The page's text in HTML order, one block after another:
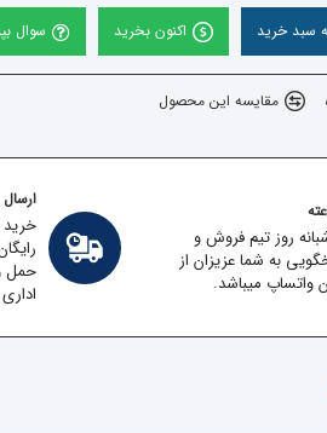
سبد خرید اکنون بخرید سوال
مقایسه این محصول
روز تیم فروش و
به شما عزیزان از
واتساپ میباشد.
خرید